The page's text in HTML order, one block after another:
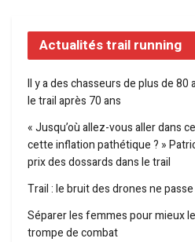
Actualités trail running
Il y a des chasseurs de plus de
le trail après 70 ans
« Jusqu’où allez-vous aller dans
cette inflation pathétique ? »
prix des dossards dans le trail
Trail : le bruit des drones ne
Séparer les femmes pour mieux
trompe de combat